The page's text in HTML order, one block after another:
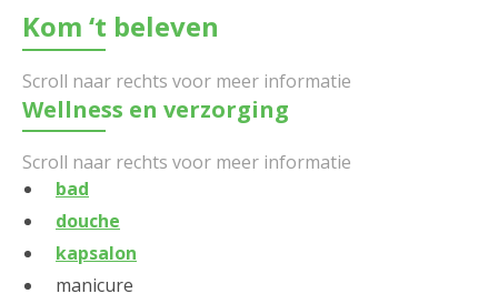
Kom ‘t beleven
Wellness en verzorging
bad
douche
kapsalon
manicure